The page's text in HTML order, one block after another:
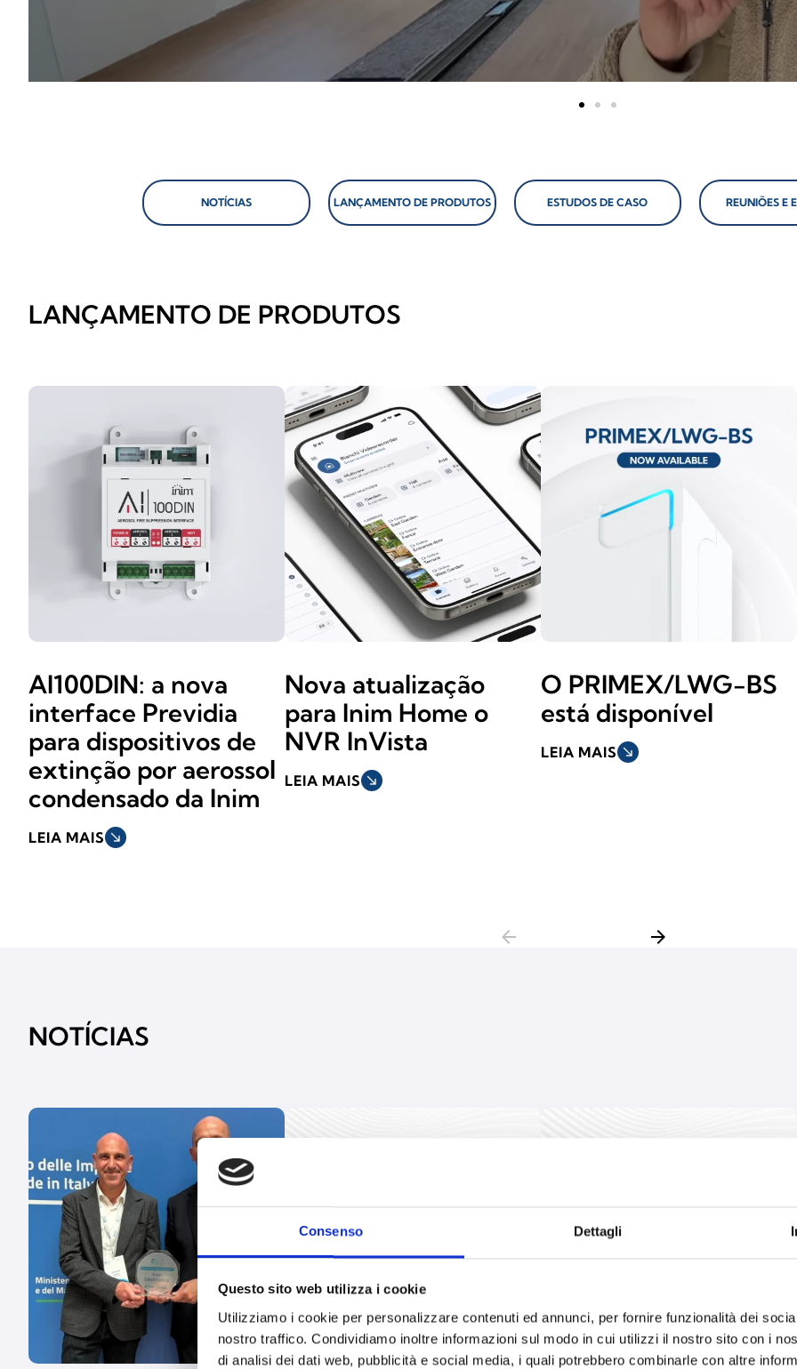
Consenso Dettagli
Questo sito web utilizza i cookie
Utilizziamo i cookie per personalizzare contenuti ed annunci, per fornire funzionalità dei
nostro traffico. Condividiamo inoltre informazioni sul modo in cui utilizzi il nostro sito con i
di analisi dei dati web, pubblicità e social media, i quali potrebbero combinarle con altre
NOTÍCIAS LANÇAMENTO DE PRODUTOS ESTUDOS DE CASO REUNIÕES E
LANÇAMENTO DE PRODUTOS
AI100DIN: a nova
interface Previdia
para dispositivos de
extinção por aerossol
condensado da Inim
LEIA MAIS south_east
Nova atualização
para Inim Home o
NVR InVista
LEIA MAIS south_east
O PRIMEX/LWG-BS
está disponível
LEIA MAIS south_east
arrow_back arrow_forward
NOTÍCIAS